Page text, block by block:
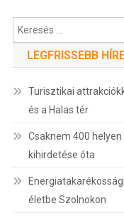
Keresés:
LEGFRISSEBB
Turisztikai
és a Halas tér
Csaknem 400
kihirdetése óta
életbe Szolnokon